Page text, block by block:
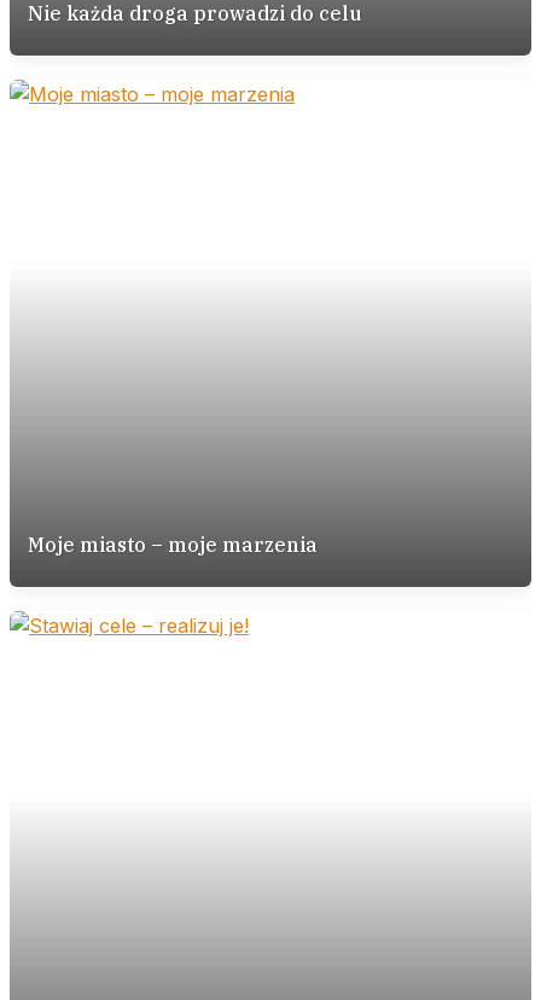
Nie każda droga prowadzi do celu
Moje miasto – moje marzenia